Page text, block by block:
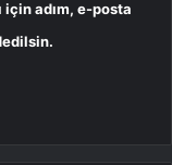
için adım, e-posta